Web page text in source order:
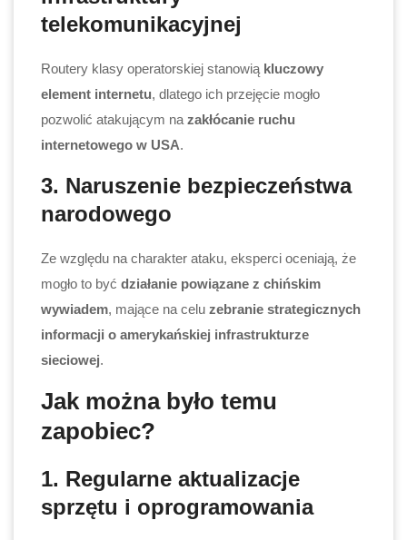
telekomunikacyjnej
Routery klasy operatorskiej stanowią kluczowy
element internetu, dlatego ich przejęcie mogło
pozwolić atakującym na zakłócanie ruchu
internetowego w USA.
3. Naruszenie bezpieczeństwa
narodowego
Ze względu na charakter ataku, eksperci oceniają, że
mogło to być działanie powiązane z chińskim
wywiadem, mające na celu zebranie strategicznych
informacji o amerykańskiej infrastrukturze
sieciowej.
Jak można było temu
zapobiec?
1. Regularne aktualizacje
sprzętu i oprogramowania